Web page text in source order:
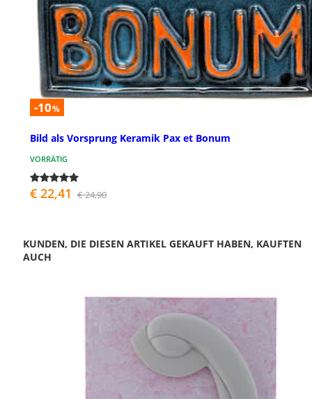
-10%
Bild als Vorsprung Keramik Pax et Bonum
VORRÄTIG
€ 22,41 € 24,90
KUNDEN, DIE DIESEN ARTIKEL GEKAUFT HABEN, KAUFTEN
AUCH